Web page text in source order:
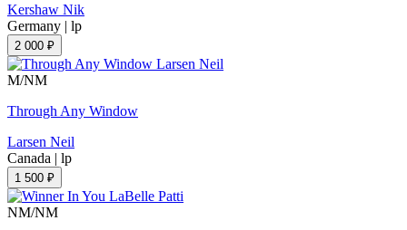
Kershaw Nik
Germany | lp
2 000 ₽
M/NM
Through Any Window
Larsen Neil
Canada | lp
1 500 ₽
NM/NM